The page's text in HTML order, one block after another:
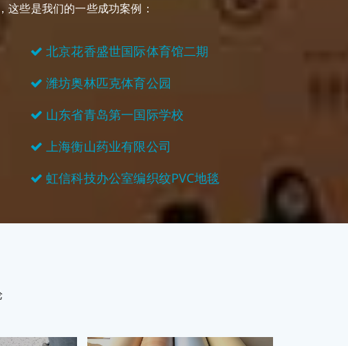
些是我们的一些成功案例：
北京花香盛世国际体育馆二期
潍坊奥林匹克体育公园
山东省青岛第一国际学校
上海衡山药业有限公司
虹信科技办公室编织纹PVC地毯